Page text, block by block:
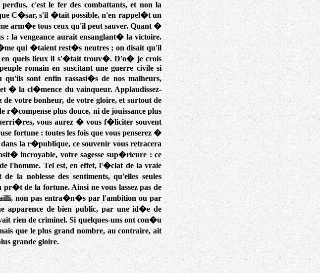
c'est le fer des combattants, et non la
C�sar, s'il �tait possible, n'en rappel�t un
arm�e tous ceux qu'il peut sauver. Quant �
: la vengeance aurait ensanglant� la victoire.
qui �taient rest�s neutres ; on disait qu'il
en quels lieux il s'�tait trouv�. D'o� je crois
romain en suscitant une guerre civile si
sont enfin rassasi�s de nos malheurs,
� la cl�mence du vainqueur. Applaudissez-
votre bonheur, de votre gloire, et surtout de
plus douce, ni de jouissance plus
vous aurez � vous f�liciter souvent
fortune : toutes les fois que vous penserez �
la r�publique, ce souvenir vous retracera
incroyable, votre sagesse sup�rieure : ce
l'homme. Tel est, en effet, l'�clat de la vraie
la noblesse des sentiments, qu'elles seules
de la fortune. Ainsi ne vous lassez pas de
non pas entra�n�s par l'ambition ou par
apparence de bien public, par une id�e de
rien de criminel. Si quelques-uns ont con�u
que le plus grand nombre, au contraire, ait
grande gloire.